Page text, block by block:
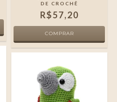
DE CROCHÊ
R$57,20